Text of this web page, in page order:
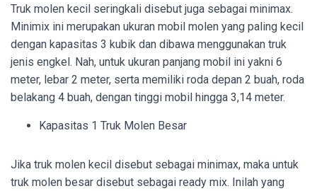
Truk molen kecil seringkali disebut juga sebagai minimax.
Minimix ini merupakan ukuran mobil molen yang paling kecil
dengan kapasitas 3 kubik dan dibawa menggunakan truk
jenis engkel. Nah, untuk ukuran panjang mobil ini yakni 6
meter, lebar 2 meter, serta memiliki roda depan 2 buah, roda
belakang 4 buah, dengan tinggi mobil hingga 3,14 meter.
Kapasitas 1 Truk Molen Besar
Jika truk molen kecil disebut sebagai minimax, maka untuk
truk molen besar disebut sebagai ready mix. Inilah yang